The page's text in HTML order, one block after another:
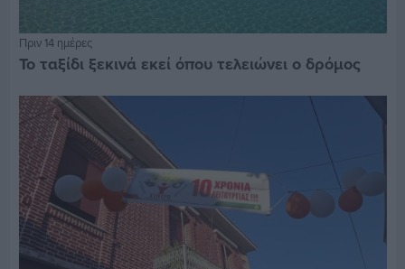
Πριν 14 ημέρες
Το ταξίδι ξεκινά εκεί όπου τελειώνει ο δρόμος